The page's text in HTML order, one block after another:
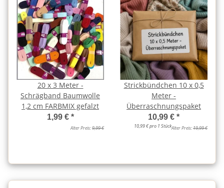
20 x 3 Meter -
Schrägband Baumwolle
1,2 cm FARBMIX gefalzt
1,99 € *
Alter Preis:9,99 €
Strickbündchen 10 x 0,5
Meter -
Überraschnungspaket
10,99 € *
10,99 € pro 1 StückAlter Preis:19,99 €